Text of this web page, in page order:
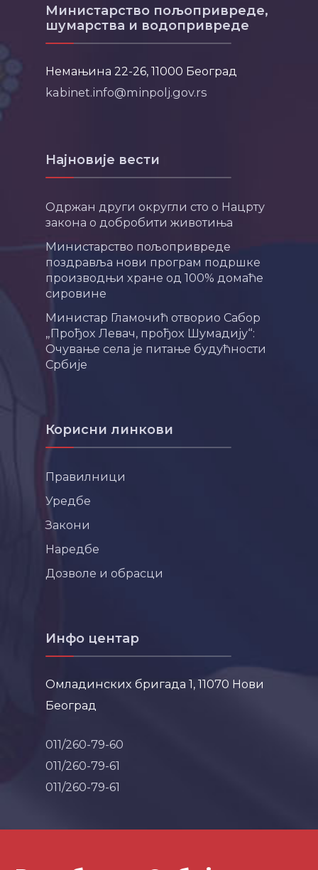
Министарство пољопривреде,
шумарства и водопривреде
Немањина 22-26, 11000 Београд
kabinet.info@minpolj.gov.rs
Најновије вести
Одржан други округли сто о Нацрту
закона о добробити животиња
Министарство пољопривреде
поздравља нови програм подршке
производњи хране од 100% домаће
сировине
Министар Гламочић отворио Сабор
„Прођох Левач, прођох Шумадију“:
Очување села је питање будућности
Србије
Корисни линкови
Правилници
Уредбе
Закони
Наредбе
Дозволе и обрасци
Инфо центар
Омладинских бригада 1, 11070 Нови
Београд
011/260-79-60
011/260-79-61
011/260-79-61